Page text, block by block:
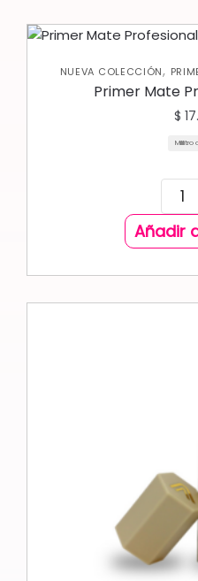
NUEVA COLECCIÓN,
Primer Mate
$
Mililitro
Añadir